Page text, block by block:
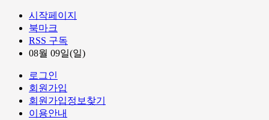
시작페이지
북마크
RSS 구독
08월 09일(일)
로그인
회원가입
회원가입정보찾기
이용안내